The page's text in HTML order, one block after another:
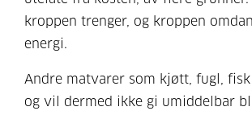
kroppen trenger, og kroppen
energi.
Andre matvarer som kjøtt, fugl,
og vil dermed ikke gi umiddelbar